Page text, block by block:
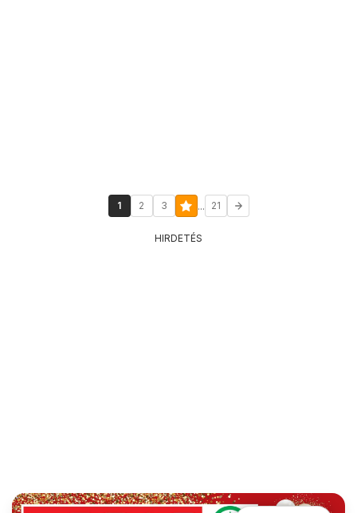
1 2 3 ... 21
HIRDETÉS